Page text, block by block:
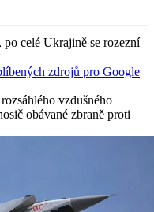
celé Ukrajině se rozezní
zdrojů pro Google
vzdušného
obávané zbraně proti